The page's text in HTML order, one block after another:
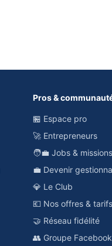
Pros &
🏪 Espace pro
🚀 Entrepreneurs
🧑‍💼 Jobs & missions
💼 Devenir
💎 Le Club
💶 Nos offres & tarifs
🤝 Réseau fidélité
👥 Groupe Facebook